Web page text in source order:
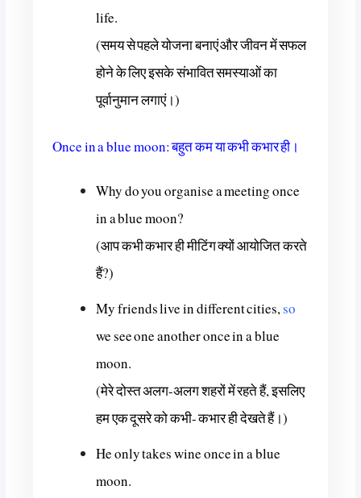
life.
(समय से पहले योजना बनाएं और जीवन में सफल
होने के लिए इसके संभावित समस्याओं का
पूर्वानुमान लगाएं।)
Once in a blue moon: बहुत कम या कभी कभार ही।
Why do you organise a meeting once
in a blue moon?
(आप कभी कभार ही मीटिंग क्यों आयोजित करते
हैं?)
My friends live in different cities,so
we see one another once in a blue
moon.
(मेरे दोस्त अलग-अलग शहरों में रहते हैं, इसलिए
हम एक दूसरे को कभी- कभार ही देखते हैं।)
He only takes wine once in a blue
moon.